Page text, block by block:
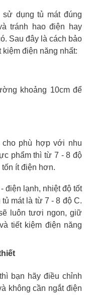
dụng tủ mát đúng
tránh hao điện hay
Sau đây là cách bảo
kiệm điện năng nhất:
khoảng 10cm để
cho phù hợp với nhu
phẩm thì từ 7 - 8 độ
tốn ít điện hơn.
điện lạnh, nhiệt độ tốt
mát là từ 7 - 8 độ C.
luôn tươi ngon, giữ
tiết kiệm điện năng
bạn hãy điều chỉnh
không cần ngắt điện